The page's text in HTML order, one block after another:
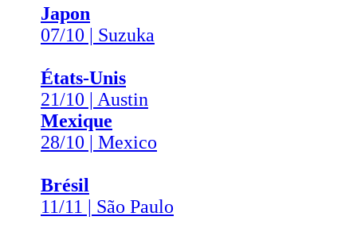
Japon
07/10 | Suzuka
États-Unis
21/10 | Austin
Mexique
28/10 | Mexico
Brésil
11/11 | São Paulo